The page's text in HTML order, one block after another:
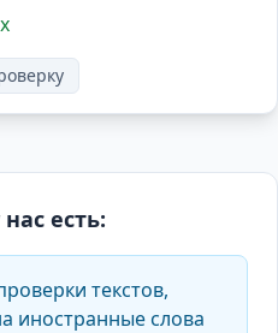
есть:
текстов,
иностранные слова